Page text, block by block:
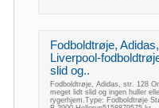
Fodboldtrøje,
Liverpool-
slid og..
Fodboldtrøje, Adidas, str. 128
meget lidt slid og ingen huller
rygerhjem.Type: Fodboldtrøje